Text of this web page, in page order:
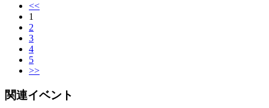
<<
1
2
3
4
5
>>
関連イベント